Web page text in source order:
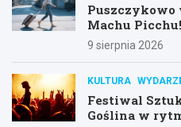
Puszczykowo
Machu Picchu!
9 sierpnia 2026
KULTURA
Festiwal
Goślina w